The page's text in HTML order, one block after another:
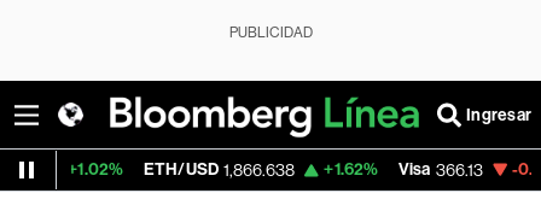
PUBLICIDAD
Ingresar
ETH/USD 1,866.638 +1.62% Visa 366.13 -0.04%